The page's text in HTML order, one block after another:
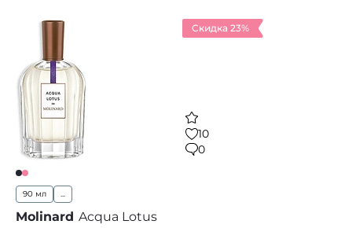
Скидка 23%
10
0
90 мл ...
Molinard Acqua Lotus